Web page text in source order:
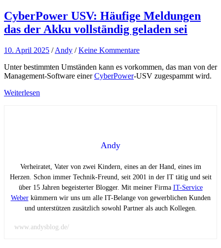
CyberPower USV: Häufige Meldungen
das der Akku vollständig geladen sei
10. April 2025 /Andy /Keine Kommentare
Unter bestimmten Umständen kann es vorkommen, das man von der
Management-Software einerCyberPower-USV zugespammt wird.
Weiterlesen
Andy
Verheiratet, Vater von zwei Kindern, eines an der Hand, eines im
Herzen. Schon immer Technik-Freund, seit 2001 in der IT tätig und seit
über 15 Jahren begeisterter Blogger. Mit meiner Firma IT-Service
Weberkümmern wir uns um alle IT-Belange von gewerblichen Kunden
und unterstützen zusätzlich sowohl Partner als auch Kollegen.
www.andysblog.de/